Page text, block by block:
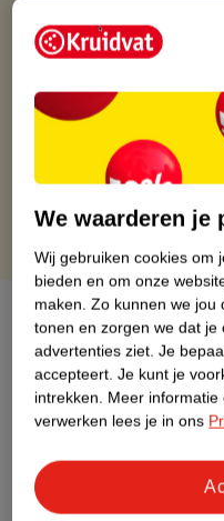
Gratis ophalen in de
Op werkdagen voor
Gratis thuisbezorgd
Gratis retourneren
Gratis punten met je
Over dit product
Productinformatie
Etiketinformatie
Nature Impact Score
We waarderen je
Wij gebruiken cookies om
bieden en om onze
maken. Zo kunnen we jou
tonen en zorgen we dat je
advertenties ziet. Je
accepteert. Je kunt je
intrekken. Meer informatie
verwerken lees je in ons